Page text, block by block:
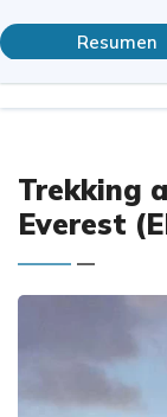
Resumen
Trekking
Everest